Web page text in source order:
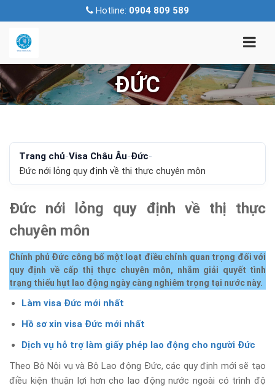
Hotline: 0904 809 589
ĐỨC
Trang chủ-Visa Châu Âu-Đức-
Đức nới lỏng quy định về thị thực chuyên môn
Đức nới lỏng quy định về thị thực
chuyên môn
Chính phủ Đức công bố một loạt điều chỉnh quan trọng đối với
quy định về cấp thị thực chuyên môn, nhằm giải quyết tình
trạng thiếu hụt lao động ngày càng nghiêm trọng tại nước này.
Làm visa Đức mới nhất
Hồ sơ xin visa Đức mới nhất
Dịch vụ hỗ trợ làm giấy phép lao động cho người Đức
Theo Bộ Nội vụ và Bộ Lao động Đức, các quy định mới sẽ tạo
điều kiện thuận lợi hơn cho lao động nước ngoài có trình độ